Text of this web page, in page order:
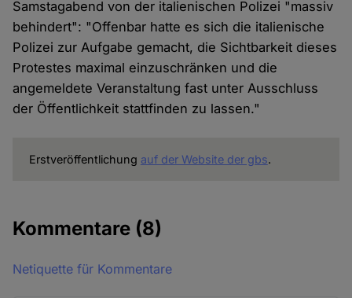
Samstagabend von der italienischen Polizei "massiv
behindert": "Offenbar hatte es sich die italienische
Polizei zur Aufgabe gemacht, die Sichtbarkeit dieses
Protestes maximal einzuschränken und die
angemeldete Veranstaltung fast unter Ausschluss
der Öffentlichkeit stattfinden zu lassen."
Erstveröffentlichung auf der Website der gbs.
Kommentare (8)
Netiquette für Kommentare